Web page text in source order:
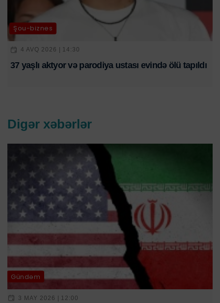
Şou-biznes
4 AVQ 2026 | 14:30
37 yaşlı aktyor və parodiya ustası evində ölü tapıldı
Digər xəbərlər
Gündəm
3 MAY 2026 | 12:00